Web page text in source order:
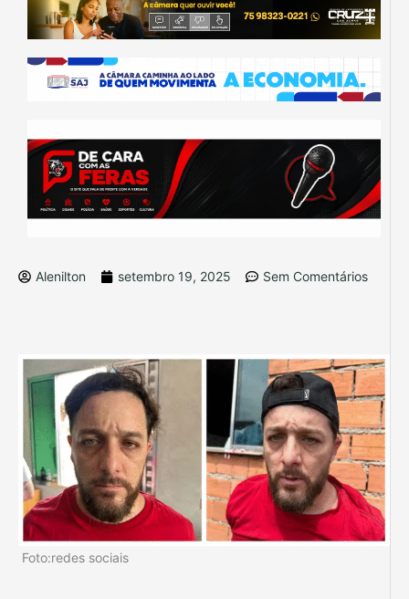
Alenilton setembro 19, 2025 Sem Comentários
Foto:redes sociais